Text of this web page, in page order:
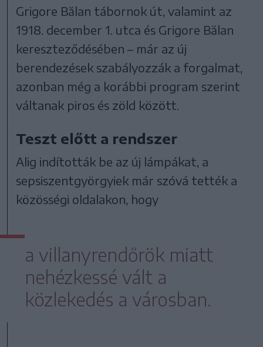
Grigore Bălan tábornok út, valamint az
1918. december 1. utca és Grigore Bălan
kereszteződésében – már az új
berendezések szabályozzák a forgalmat,
azonban még a korábbi program szerint
váltanak piros és zöld között.
Teszt előtt a rendszer
Alig indították be az új lámpákat, a
sepsiszentgyörgyiek már szóvá tették a
közösségi oldalakon, hogy
a villanyrendőrök miatt
nehézkessé vált a
közlekedés a városban.